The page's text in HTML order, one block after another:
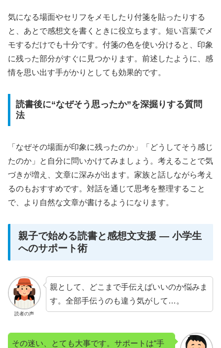
気になる場面やセリフをメモしたり付箋を貼ったりする
と、あとで感想文を書くときに役立ちます。短い言葉でメ
モするだけでも十分です。付箋の色を使い分けると、印象
に残った部分がすぐに見つかります。前述したように、感
情を思い出す手がかりとしても効果的です。
読書後に“なぜそう思ったか”を深掘りする質問
法
「なぜその場面が印象に残ったのか」「どうしてそう感じ
たのか」と自分に問いかけてみましょう。考えることで気
づきが増え、文章に深みが出ます。家族と話しながら考え
るのもおすすめです。対話を通じて思考を整理すること
で、より自然な文章が書けるようになります。
親子で始める読書と感想文支援 — 小学生
へのサポート術
読者の声
親として、どこまで手伝えばいいのか悩みま
す。全部手伝うのも違う気がして…。
その迷い、とても大事です。サポートは“手